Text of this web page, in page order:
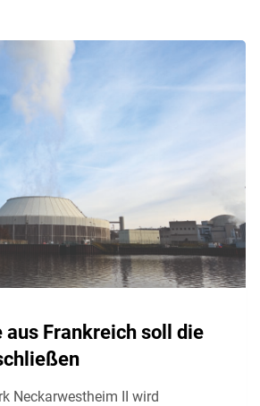
Frankreich soll die
Neckarwestheim II wird